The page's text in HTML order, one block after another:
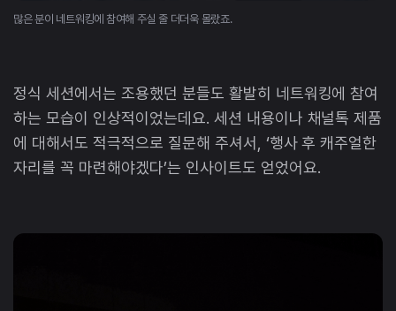
많은 분이 네트워킹에 참여해 주실 줄 더더욱 몰랐죠.
정식 세션에서는 조용했던 분들도 활발히 네트워킹에 참여
하는 모습이 인상적이었는데요. 세션 내용이나 채널톡 제품
에 대해서도 적극적으로 질문해 주셔서, ‘행사 후 캐주얼한
자리를 꼭 마련해야겠다’는 인사이트도 얻었어요.